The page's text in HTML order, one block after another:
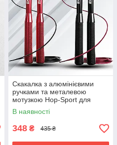
Скакалка з алюмінієвими
ручками та металевою
мотузкою Hop-Sport для
кросфіту червона 300 см
В наявності
348 ₴ 435 ₴